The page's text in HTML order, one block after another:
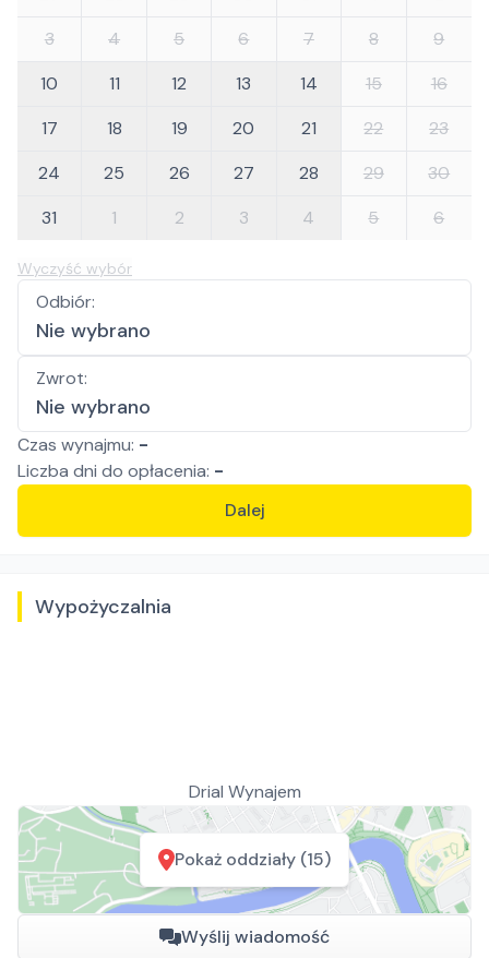
3
4 5 6 7 8
9
10
11 12 13 14 15
16
17
18 19 20 21 22
23
24
25 26 27 28 29
30
31
1 2 3 4 5 6
Wyczyść wybór
Odbiór:
Nie wybrano
Zwrot:
Nie wybrano
Czas wynajmu: -
Liczba dni do opłacenia: -
Dalej
Wypożyczalnia
Drial Wynajem
Pokaż oddziały (15)
Wyślij wiadomość